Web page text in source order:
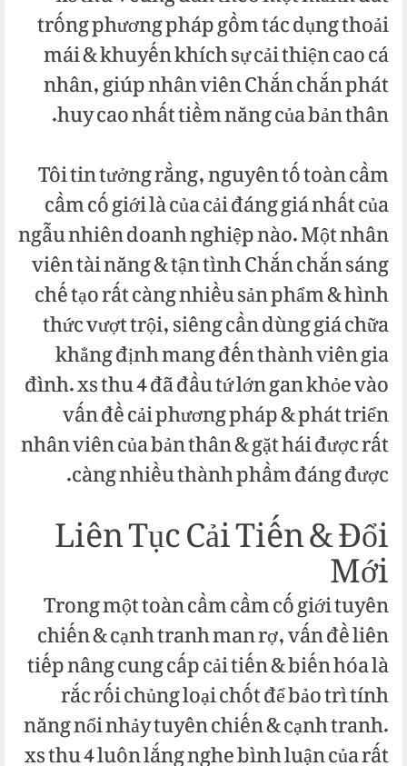
trống phương pháp gồm tác dụng thoải
mái & khuyến khích sự cải thiện cao cá
nhân, giúp nhân viên Chắn chắn phát
huy cao nhất tiềm năng của bản thân.
Tôi tin tưởng rằng, nguyên tố toàn cầm
cầm cố giới là của cải đáng giá nhất của
ngẫu nhiên doanh nghiệp nào. Một nhân
viên tài năng & tận tình Chắn chắn sáng
chế tạo rất càng nhiều sản phẩm & hình
thức vượt trội, siêng cần dùng giá chữa
khẳng định mang đến thành viên gia
đình. xs thu 4 đã đầu tứ lớn gan khỏe vào
vấn đề cải phương pháp & phát triển
nhân viên của bản thân & gặt hái được rất
càng nhiều thành phầm đáng được.
Liên Tục Cải Tiến & Đổi
Mới
Trong một toàn cầm cầm cố giới tuyên
chiến & cạnh tranh man rợ, vấn đề liên
tiếp nâng cung cấp cải tiến & biến hóa là
rắc rối chủng loại chốt để bảo trì tính
năng nổi nhảy tuyên chiến & cạnh tranh.